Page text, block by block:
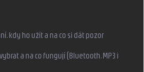
kdy ho užít a na co si dát pozor
a na co fungují (Bluetooth, MP3 i